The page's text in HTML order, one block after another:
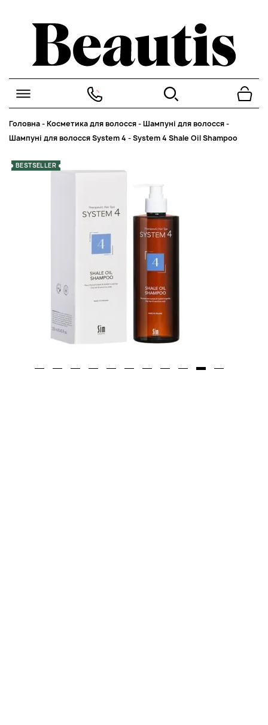
Головна-Косметика для волосся-Шампуні для волосся-
Шампуні для волосся System 4 -System 4 Shale Oil Shampoo
BESTSELLER